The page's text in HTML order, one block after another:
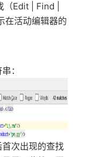
Edit | Find |
在活动编辑器的
：
次出现的查找